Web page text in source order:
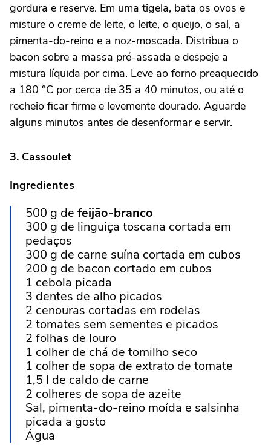
gordura e reserve. Em uma tigela, bata os ovos e
misture o creme de leite, o leite, o queijo, o sal, a
pimenta-do-reino e a noz-moscada. Distribua o
bacon sobre a massa pré-assada e despeje a
mistura líquida por cima. Leve ao forno preaquecido
a 180 °C por cerca de 35 a 40 minutos, ou até o
recheio ficar firme e levemente dourado. Aguarde
alguns minutos antes de desenformar e servir.
3. Cassoulet
Ingredientes
500 g de feijão-branco
300 g de linguiça toscana cortada em
pedaços
300 g de carne suína cortada em cubos
200 g de bacon cortado em cubos
1 cebola picada
3 dentes de alho picados
2 cenouras cortadas em rodelas
2 tomates sem sementes e picados
2 folhas de louro
1 colher de chá de tomilho seco
1 colher de sopa de extrato de tomate
1,5 l de caldo de carne
2 colheres de sopa de azeite
Sal, pimenta-do-reino moída e salsinha
picada a gosto
Água